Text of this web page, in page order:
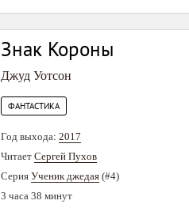
Знак Короны
Джуд Уотсон
ФАНТАСТИКА
Год выхода: 2017
Читает Сергей Пухов
Серия Ученик джедая (#4)
3 часа 38 минут